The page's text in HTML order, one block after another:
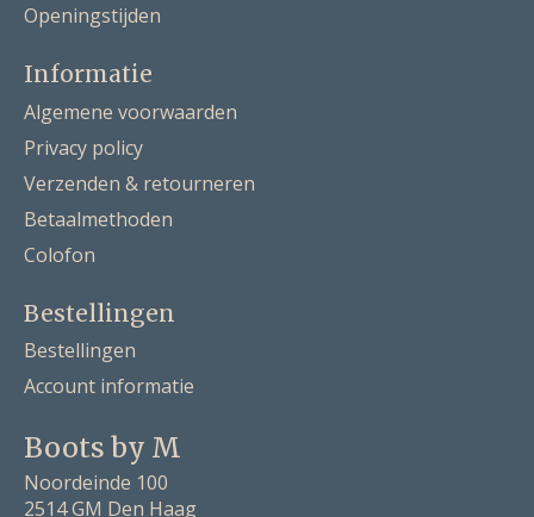
Openingstijden
Informatie
Algemene voorwaarden
Privacy policy
Verzenden & retourneren
Betaalmethoden
Colofon
Bestellingen
Bestellingen
Account informatie
Boots by M
Noordeinde 100
2514 GM Den Haag